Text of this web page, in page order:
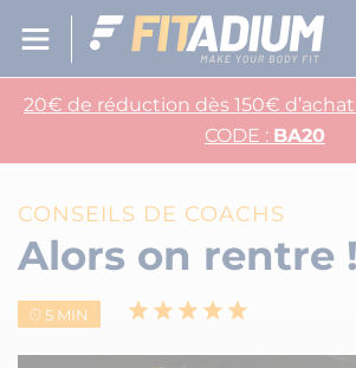
20€ de réduction dès 150€
CODE : BA20
CONSEILS DE COACHS
Alors on rentre !
5 MIN